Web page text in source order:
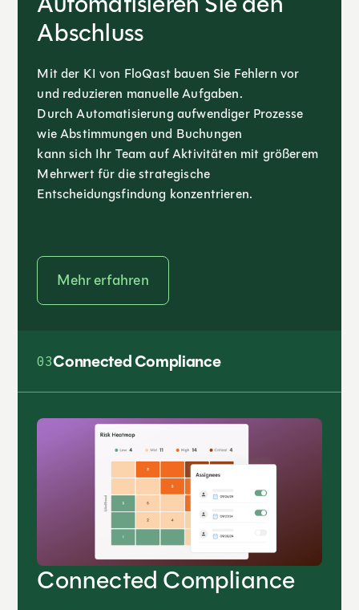
Abschluss
Mit der KI von FloQast bauen Sie Fehlern vor
und reduzieren manuelle Aufgaben.
Durch Automatisierung aufwendiger Prozesse
wie Abstimmungen und Buchungen
kann sich Ihr Team auf Aktivitäten mit größerem
Mehrwert für die strategische
Entscheidungsfindung konzentrieren.
Mehr erfahren
03Connected Compliance
Connected Compliance